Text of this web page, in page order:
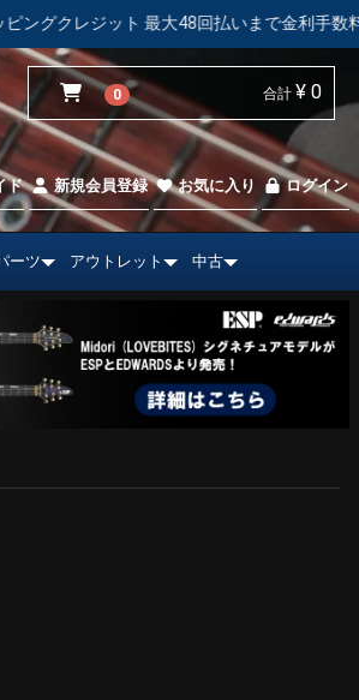
48回払いまで金利手数料無料！ 【中
0 合計 ¥ 0
ド 新規会員登録 お気に入り ログイン
ーツ アウトレット 中古